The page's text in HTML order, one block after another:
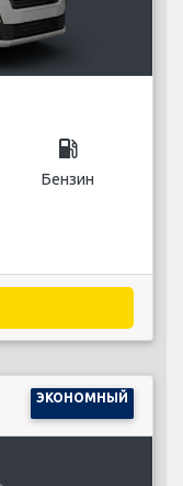
local_gas_station
Бензин
ЭКОНОМНЫЙ